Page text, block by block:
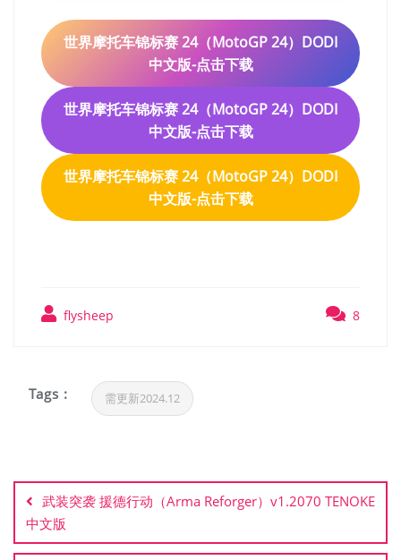
世界摩托车锦标赛 24（MotoGP 24）DODI
中文版-点击下载
世界摩托车锦标赛 24（MotoGP 24）DODI
中文版-点击下载
世界摩托车锦标赛 24（MotoGP 24）DODI
中文版-点击下载
flysheep 8
Tags : 需更新2024.12
章
导
航
武装突袭 援德行动（Arma Reforger）v1.2070 TENOKE
中文版